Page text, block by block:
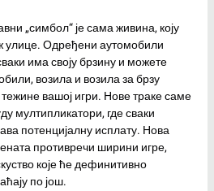
„симбол“ је сама живина, коју
улице. Одређени аутомобили
има своју брзину и можете
возила и возила за брзу
вашој игри. Нове траке саме
мултипликатори, где сваки
потенцијалну исплату. Нова
противречи ширини игре,
које ће дефинитивно
по још.